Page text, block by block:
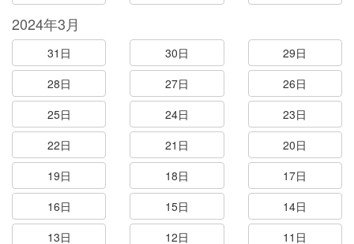
2024年3月
31日 30日
29日
28日
27日
26日
25日
24日
23日
22日
21日
20日
19日
18日
17日
16日
15日
14日
13日
12日
11日